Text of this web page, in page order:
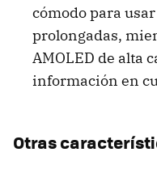
cómodo para
prolongadas,
AMOLED de alta
información en
Otras